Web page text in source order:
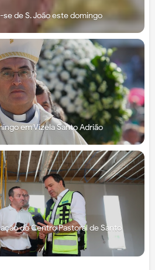
de S. João este domingo
em Vizela Santo Adrião
do Centro Pastoral de Santo